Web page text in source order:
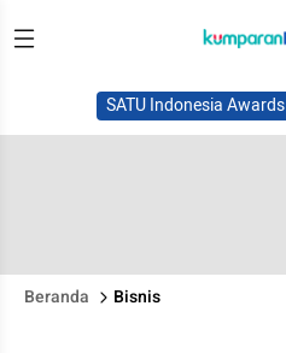
SATU Indonesia Awards
Beranda Bisnis